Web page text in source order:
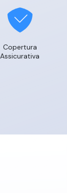
Copertura
Assicurativa